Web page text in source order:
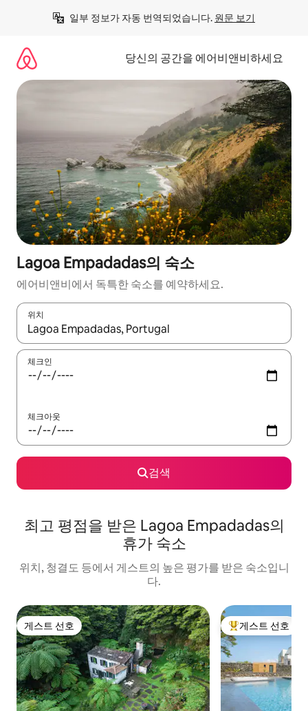
일부 정보가 자동 번역되었습니다. 원문 보기
당신의 공간을 에어비앤비하세요
Lagoa Empadadas의 숙소
에어비앤비에서 독특한 숙소를 예약하세요.
위치
결과가 나오면 위·아래 화살표 키를 사용하거나 터치 또는 스와이
체크인
체크아웃
검색
최고 평점을 받은 Lagoa Empadadas의
휴가 숙소
위치, 청결도 등에서 게스트의 높은 평가를 받은 숙소입니
다.
게스트 선호
게스트 선호 상위 게스트 선호
게스트 선호